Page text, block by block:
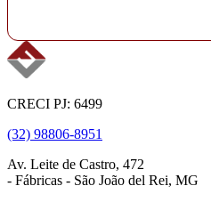
CRECI PJ: 6499
(32) 98806-8951
Av. Leite de Castro, 472
- Fábricas - São João del Rei, MG